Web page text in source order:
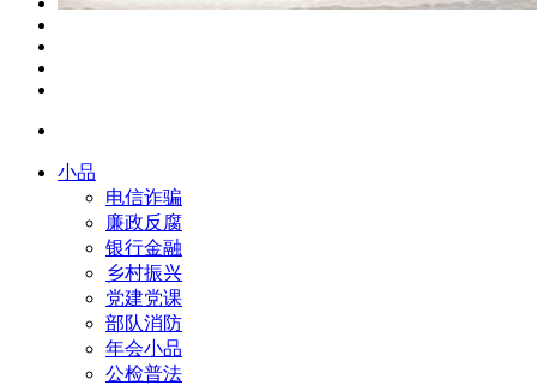
小品
电信诈骗
廉政反腐
银行金融
乡村振兴
党建党课
部队消防
年会小品
公检普法